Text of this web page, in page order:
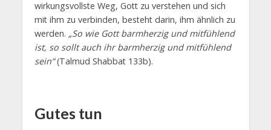
wirkungsvollste Weg, Gott zu verstehen und sich
mit ihm zu verbinden, besteht darin, ihm ähnlich zu
werden. „So wie Gott barmherzig und mitfühlend
ist, so sollt auch ihr barmherzig und mitfühlend
sein“(Talmud Shabbat 133b).
Gutes tun